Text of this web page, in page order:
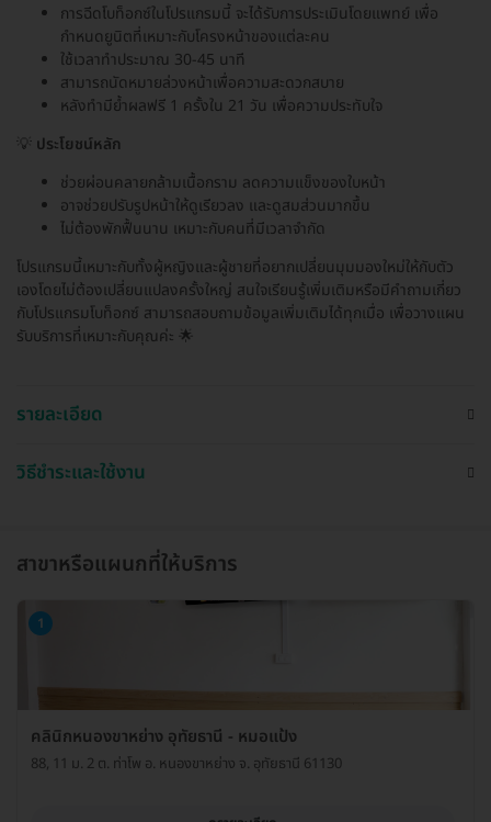
การฉีดโบท็อกซ์ในโปรแกรมนี้ จะได้รับการประเมินโดยแพทย์ เพื่อ
กำหนดยูนิตที่เหมาะกับโครงหน้าของแต่ละคน
ใช้เวลาทำประมาณ 30-45 นาที
สามารถนัดหมายล่วงหน้าเพื่อความสะดวกสบาย
หลังทำมีย้ำผลฟรี 1 ครั้งใน 21 วัน เพื่อความประทับใจ
💡 ประโยชน์หลัก
ช่วยผ่อนคลายกล้ามเนื้อกราม ลดความแข็งของใบหน้า
อาจช่วยปรับรูปหน้าให้ดูเรียวลง และดูสมส่วนมากขึ้น
ไม่ต้องพักฟื้นนาน เหมาะกับคนที่มีเวลาจำกัด
โปรแกรมนี้เหมาะกับทั้งผู้หญิงและผู้ชายที่อยากเปลี่ยนมุมมองใหม่ให้กับตัว
เองโดยไม่ต้องเปลี่ยนแปลงครั้งใหญ่ สนใจเรียนรู้เพิ่มเติมหรือมีคำถามเกี่ยว
กับโปรแกรมโบท็อกซ์ สามารถสอบถามข้อมูลเพิ่มเติมได้ทุกเมื่อ เพื่อวางแผน
รับบริการที่เหมาะกับคุณค่ะ 🌟
รายละเอียด
วิธีชำระและใช้งาน
สาขาหรือแผนกที่ให้บริการ
1
คลินิกหนองขาหย่าง อุทัยธานี - หมอแป้ง
88, 11 ม. 2 ต. ท่าโพ อ. หนองขาหย่าง จ. อุทัยธานี 61130